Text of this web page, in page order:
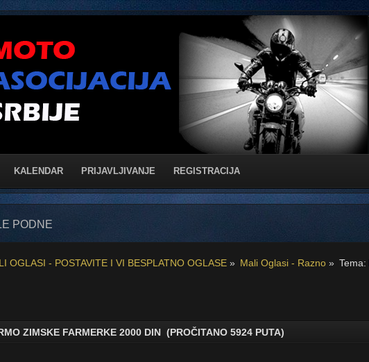
KALENDAR PRIJAVLJIVANJE REGISTRACIJA
PODNE
OGLASI - POSTAVITE I VI BESPLATNO OGLASE» Mali Oglasi - Razno» Tema:
ZIMSKE FARMERKE 2000 DIN (PROČITANO 5924 PUTA)